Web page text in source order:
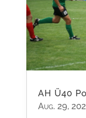
AH Ü40
Aug. 29,